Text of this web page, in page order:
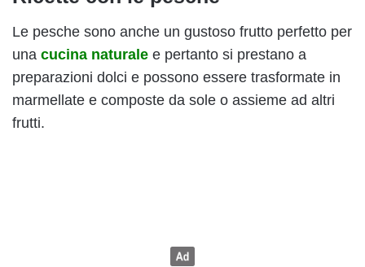
Le pesche sono anche un gustoso frutto perfetto per
una cucina naturale e pertanto si prestano a
preparazioni dolci e possono essere trasformate in
marmellate e composte da sole o assieme ad altri
frutti.